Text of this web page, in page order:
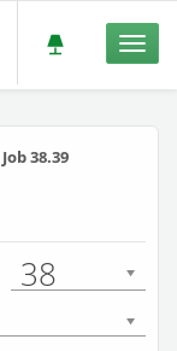
Job 38.39
38